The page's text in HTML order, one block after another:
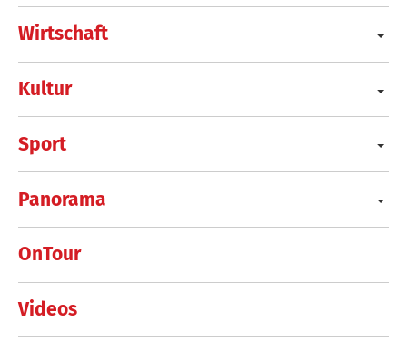
Wirtschaft
Kultur
Sport
Panorama
OnTour
Videos